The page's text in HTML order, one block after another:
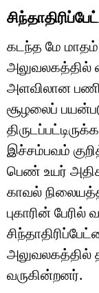
கடந்த மே
அலுவலகத்தில்
அளவிலான
சூழலைப்
இச்சம்பவம்
பெண் உயர்
காவல்
புகாரின்
அலுவலகத்தில்
வருகின்றனர்.